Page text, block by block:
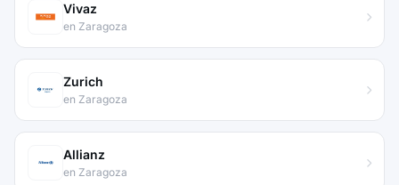
Vivaz
en Zaragoza
Zurich
en Zaragoza
Allianz
en Zaragoza